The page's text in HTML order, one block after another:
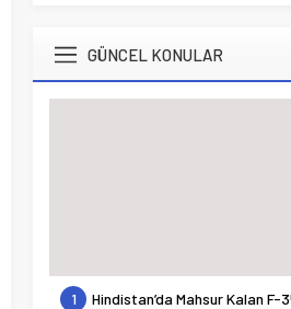
GÜNCEL KONULAR
1 Hindistan’da Mahsur Kalan F-35B: Jeopolitik